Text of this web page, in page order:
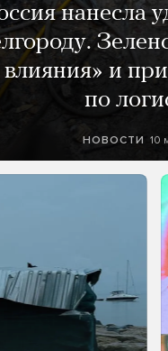
нанесла
и
по
НОВОСТИ 10